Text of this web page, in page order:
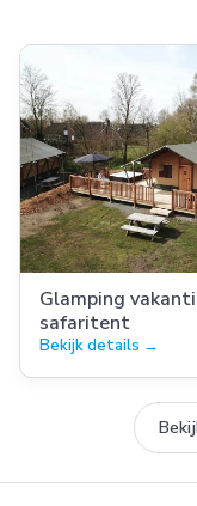
Glamping
safaritent
Bekijk details →